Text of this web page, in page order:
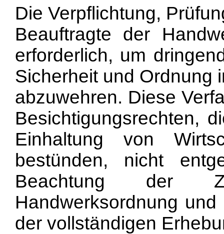
Die Verpflichtung,
Beauftragte der
erforderlich, um
Sicherheit und Ordnung
abzuwehren. Diese
Besichtigungsrechten,
Einhaltung von
bestünden, nicht
Beachtung der
Handwerksordnung
der vollständigen